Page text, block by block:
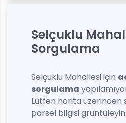
Selçuklu
Sorgulama
Selçuklu Mahallesi için
sorgulama
Lütfen harita üzerinden
parsel bilgisi grüntüleyin.